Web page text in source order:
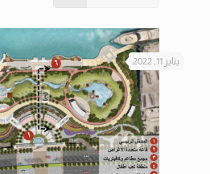
يناير 11, 2022